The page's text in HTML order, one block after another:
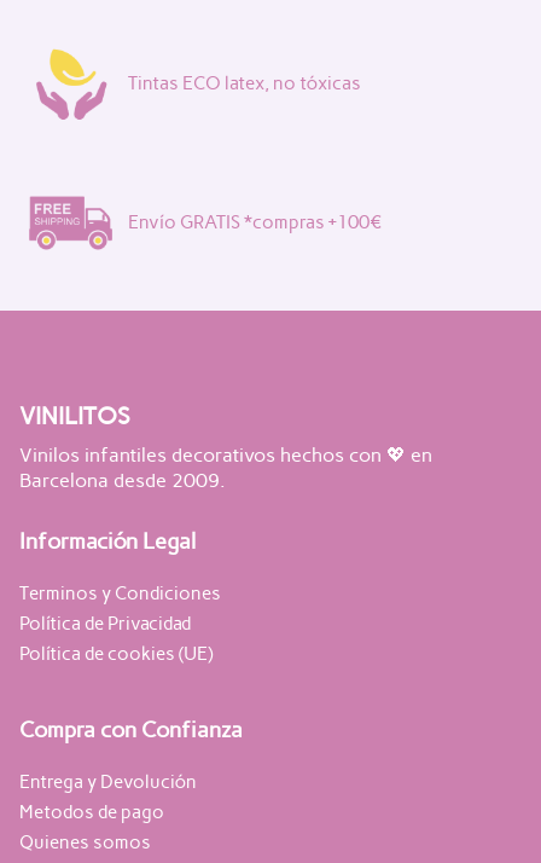
Tintas ECO latex, no tóxicas
Envío GRATIS *compras +100€
VINILITOS
Vinilos infantiles decorativos hechos con 💖 en
Barcelona desde 2009.
Información Legal
Terminos y Condiciones
Política de Privacidad
Política de cookies (UE)
Compra con Confianza
Entrega y Devolución
Metodos de pago
Quienes somos